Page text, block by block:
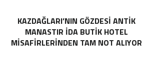
KAZDAĞLARI’NIN GÖZDESI ANTIK
MANASTIR İDA BUTIK HOTEL
MISAFIRLERINDEN TAM NOT ALIYOR